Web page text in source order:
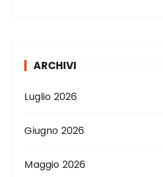
ARCHIVI
Luglio 2026
Giugno 2026
Maggio 2026